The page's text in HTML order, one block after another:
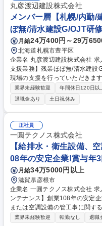
は安定しています。 【資格手当
が出ます。資格取得をサポート
てあなたのスキルアップを応援
募集職種 【静岡/建築施工管理
創業
丸彦渡辺建設株式会社
メンバー層【札幌/内勤/
ぼ無/清水建設G/OJT研
月給24万400円～29万
北海道札幌市豊平区
企業名 丸彦渡辺建設株式会社 求人名 メンバー層【札幌/内勤/建築施工管理
支援業務】残業ほぼ無/清水建設G/OJT研修 仕事の内容 ■
現場の支援を行っていただきま
推進し、生産性の向上をしていく組織となり
て、下記業務に業務に従事頂き
ス業務 ■CAD図面修正（JWW）
図のチェック他 ★肉体的に負荷
期的な就業が可能でございます。 募集職種 メンバー層【札幌/内勤/建築施
工管理支援業務】残業ほぼ無/清
業界未経験歓迎 年間休日120日以
退職金あり
土日祝休み
正社員
一圓テクノス株式会社
【給排水・衛生設備、
08年の安定企業!賞与年
月給34万5000円以上
滋賀県彦根市
企業名 一圓テクノス株式会社 求人名 【給排水・衛生設備、空調の設備メ
ンテナンス】創業108年の安定企業！賞与年3回
または空調設備の管工事に関す
す。取引先は、大学や病院、商
業界未経験歓迎 転勤なし 退職